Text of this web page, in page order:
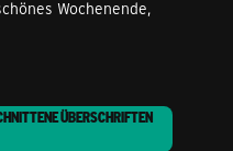
Wochenende,
ÜBERSCHRIFTEN